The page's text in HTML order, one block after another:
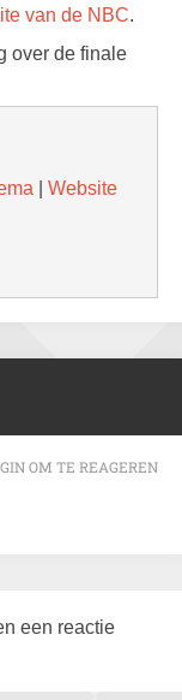
van de NBC.
over de finale
Website
OM TE REAGEREN
een reactie